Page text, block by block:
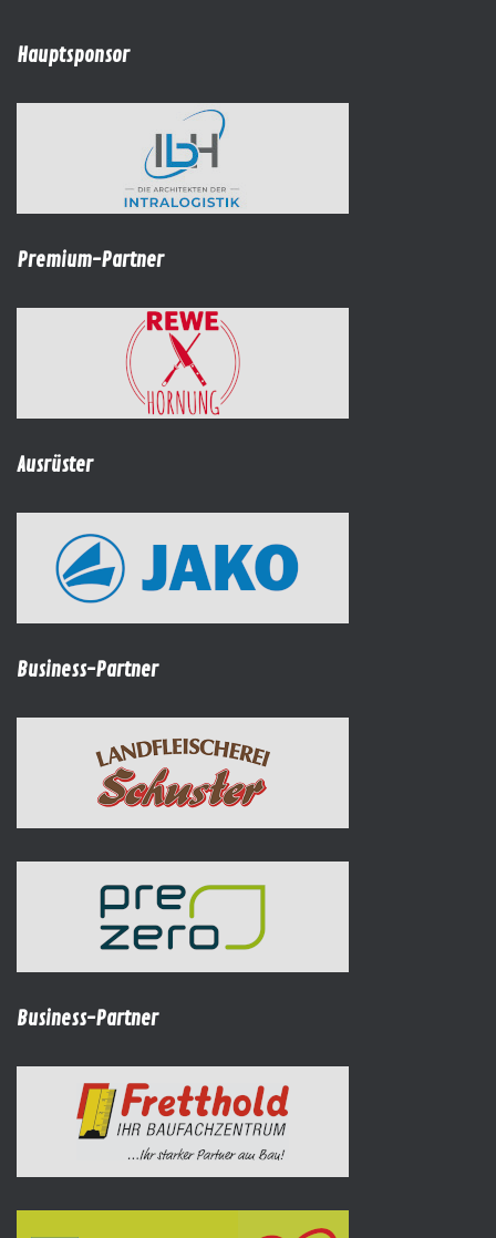
Hauptsponsor
Premium-Partner
Ausrüster
Business-Partner
Business-Partner